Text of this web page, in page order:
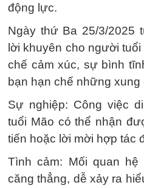
động lực.
Ngày thứ Ba 25/3/2025
lời khuyên cho người
chế cảm xúc, sự bình
bạn hạn chế những xung
Sự nghiệp: Công việc
tuổi Mão có thể nhận
tiến hoặc lời mời hợp tác
Tình cảm: Mối quan
căng thẳng, dễ xảy ra